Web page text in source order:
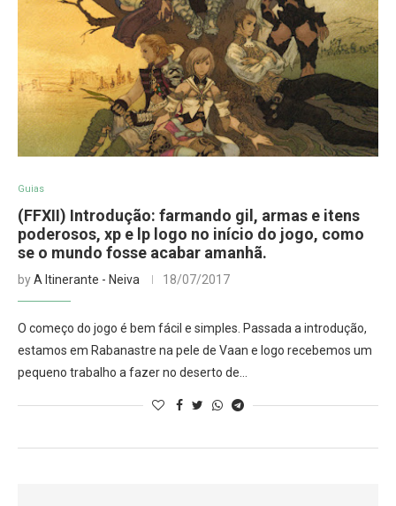
Guias
(FFXII) Introdução: farmando gil, armas e itens
poderosos, xp e lp logo no início do jogo, como
se o mundo fosse acabar amanhã.
byA Itinerante - Neiva 18/07/2017
O começo do jogo é bem fácil e simples. Passada a introdução,
estamos em Rabanastre na pele de Vaan e logo recebemos um
pequeno trabalho a fazer no deserto de…